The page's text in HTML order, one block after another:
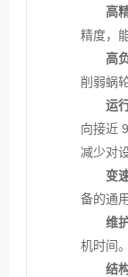
高
精度，
高
削弱蜗
运
向接近
减少对
变
备的通
维
机时间
结